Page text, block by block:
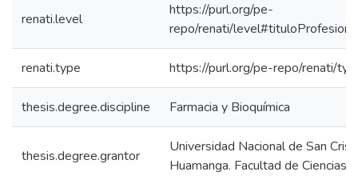
renati.level
https://purl.org/pe-
repo/renati/
renati.type https://purl.org/pe-repo/renati/
thesis.degree.discipline Farmacia y Bioquímica
thesis.degree.grantor
Universidad Nacional de San
Huamanga. Facultad de Ciencias